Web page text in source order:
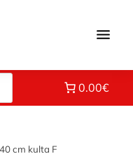
0.00€
cm kulta F